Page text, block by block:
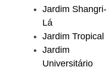
Jardim Shangri-
Lá
Jardim Tropical
Jardim
Universitário